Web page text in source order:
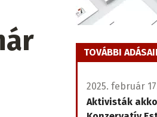
TOVÁBBI
2025. február
Aktivisták